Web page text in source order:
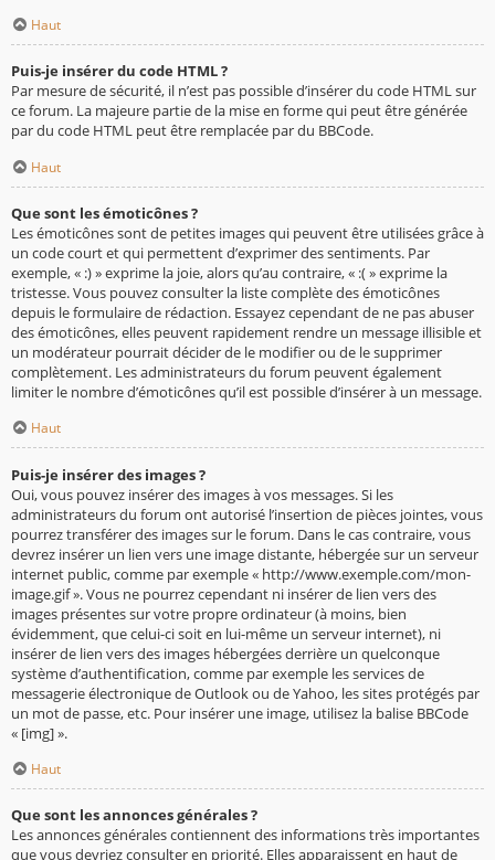
Haut
Puis-je insérer du code HTML ?
Par mesure de sécurité, il n’est pas possible d’insérer du code HTML sur
ce forum. La majeure partie de la mise en forme qui peut être générée
par du code HTML peut être remplacée par du BBCode.
Haut
Que sont les émoticônes ?
Les émoticônes sont de petites images qui peuvent être utilisées grâce à
un code court et qui permettent d’exprimer des sentiments. Par
exemple, « :) » exprime la joie, alors qu’au contraire, « :( » exprime la
tristesse. Vous pouvez consulter la liste complète des émoticônes
depuis le formulaire de rédaction. Essayez cependant de ne pas abuser
des émoticônes, elles peuvent rapidement rendre un message illisible et
un modérateur pourrait décider de le modifier ou de le supprimer
complètement. Les administrateurs du forum peuvent également
limiter le nombre d’émoticônes qu’il est possible d’insérer à un message.
Haut
Puis-je insérer des images ?
Oui, vous pouvez insérer des images à vos messages. Si les
administrateurs du forum ont autorisé l’insertion de pièces jointes, vous
pourrez transférer des images sur le forum. Dans le cas contraire, vous
devrez insérer un lien vers une image distante, hébergée sur un serveur
internet public, comme par exemple « http://www.exemple.com/mon-
image.gif ». Vous ne pourrez cependant ni insérer de lien vers des
images présentes sur votre propre ordinateur (à moins, bien
évidemment, que celui-ci soit en lui-même un serveur internet), ni
insérer de lien vers des images hébergées derrière un quelconque
système d’authentification, comme par exemple les services de
messagerie électronique de Outlook ou de Yahoo, les sites protégés par
un mot de passe, etc. Pour insérer une image, utilisez la balise BBCode
« [img] ».
Haut
Que sont les annonces générales ?
Les annonces générales contiennent des informations très importantes
que vous devriez consulter en priorité. Elles apparaissent en haut de